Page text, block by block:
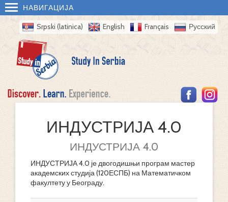
НАВИГАЦИЈА
Srpski (latinica) English Français Русский
ИНДУСТРИЈА 4.0
ИНДУСТРИЈА 4.0
ИНДУСТРИЈА 4.0 је двогодишњи програм мастер
академских студија (120ЕСПБ) на Математичком
факултету у Београду.